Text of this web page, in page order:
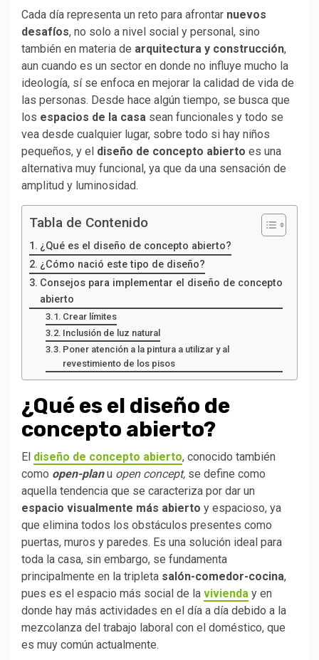
Cada día representa un reto para afrontar nuevos
desafíos, no solo a nivel social y personal, sino
también en materia de arquitectura y construcción,
aun cuando es un sector en donde no influye mucho la
ideología, sí se enfoca en mejorar la calidad de vida de
las personas. Desde hace algún tiempo, se busca que
los espacios de la casa sean funcionales y todo se
vea desde cualquier lugar, sobre todo si hay niños
pequeños, y el diseño de concepto abierto es una
alternativa muy funcional, ya que da una sensación de
amplitud y luminosidad.
Tabla de Contenido
¿Qué es el diseño de concepto abierto?
¿Cómo nació este tipo de diseño?
Consejos para implementar el diseño de concepto
abierto
Crear límites
Inclusión de luz natural
Poner atención a la pintura a utilizar y al
revestimiento de los pisos
¿Qué es el diseño de
concepto abierto?
El diseño de concepto abierto, conocido también
como open-planu open concept, se define como
aquella tendencia que se caracteriza por dar un
espacio visualmente más abierto y espacioso, ya
que elimina todos los obstáculos presentes como
puertas, muros y paredes. Es una solución ideal para
toda la casa, sin embargo, se fundamenta
principalmente en la tripleta salón-comedor-cocina,
pues es el espacio más social de la vivienda y en
donde hay más actividades en el día a día debido a la
mezcolanza del trabajo laboral con el doméstico, que
es muy común actualmente.